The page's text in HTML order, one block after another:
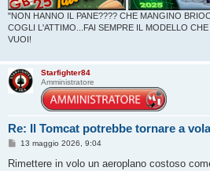
"NON HANNO IL PANE???? CHE MANGINO
COGLI L'ATTIMO...FAI SEMPRE IL MODELLO
VUOI!
Starfighter84
Amministratore
Re: Il Tomcat potrebbe tornare a
M
s
13 maggio 2026, 9:04
Rimettere in volo un aeroplano costoso